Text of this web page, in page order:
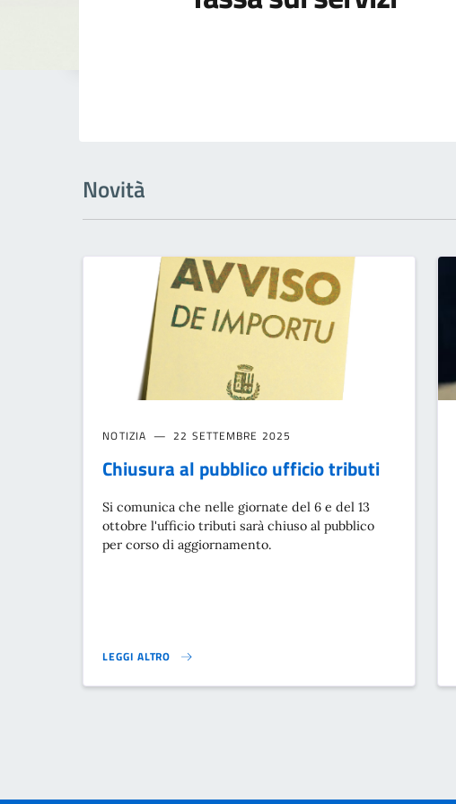
Novità
NOTIZIA 22 SETTEMBRE 2025
Chiusura al pubblico ufficio tributi
Si comunica che nelle giornate del 6 e del 13
ottobre l'ufficio tributi sarà chiuso al pubblico
per corso di aggiornamento.
LEGGI ALTRO
CHIUSURA AL PUBBLICO UFFICIO TRIBUTI}